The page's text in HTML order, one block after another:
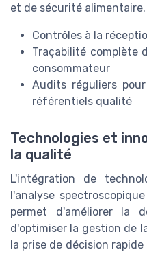
et de sécurité alimentaire.
Contrôles à la
Traçabilité complète
consommateur
Audits réguliers
référentiels qualité
Technologies et
la qualité
L'intégration de
l'analyse
permet d'améliorer la
d'optimiser la gestion de
la prise de décision